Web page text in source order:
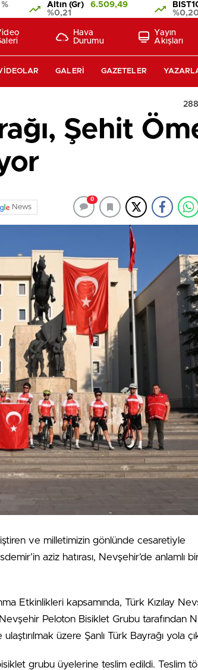
%
Altın (Gr)
6.509,49
%0,21
Hava
Durumu
Yayın
Akışları
GALERI GAZETELER
Şehit
News
0
ve milletimizin gönlünde cesaretiyle
aziz hatırası, Nevşehir’de anlamlı
Etkinlikleri kapsamında, Türk Kızılay
Peloton Bisiklet Grubu tarafından
üzere Şanlı Türk Bayrağı yola
grubu üyelerine teslim edildi. Teslim